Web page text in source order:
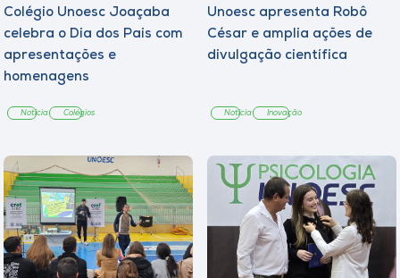
Colégio Unoesc Joaçaba
celebra o Dia dos Pais com
apresentações e
homenagens
Notícia Colégios
Unoesc apresenta Robô
César e amplia ações de
divulgação científica
Notícia Inovação